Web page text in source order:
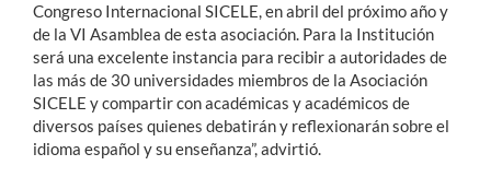
Congreso Internacional SICELE, en abril del próximo año y
de la VI Asamblea de esta asociación. Para la Institución
será una excelente instancia para recibir a autoridades de
las más de 30 universidades miembros de la Asociación
SICELE y compartir con académicas y académicos de
diversos países quienes debatirán y reflexionarán sobre el
idioma español y su enseñanza”, advirtió.